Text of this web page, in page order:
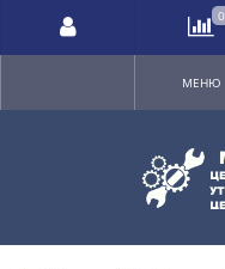
МЕНЮ
0